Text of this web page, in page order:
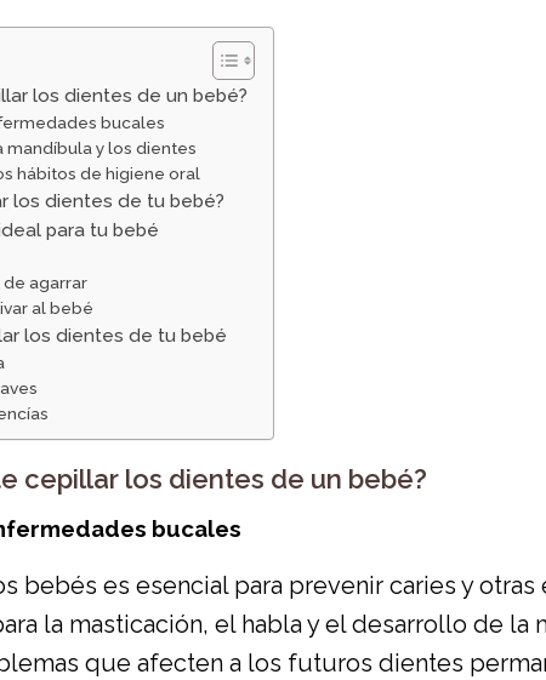
los dientes de un bebé?
bucales
y los dientes
hábitos de higiene oral
los dientes de tu bebé?
para tu bebé
agarrar
al bebé
los dientes de tu bebé
cepillar los dientes de un bebé?
bucales
bebés es esencial para prevenir caries y
la masticación, el habla y el desarrollo de
que afecten a los futuros dientes